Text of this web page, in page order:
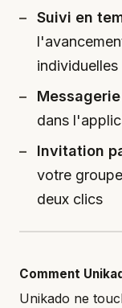
Suivi en
individuelles
dans
Invitation
votre
deux clics
Comment
Unikado ne